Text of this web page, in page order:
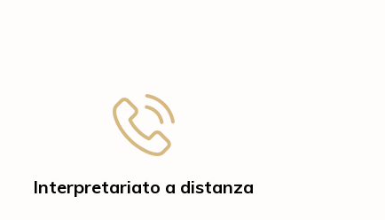
Interpretariato a distanza